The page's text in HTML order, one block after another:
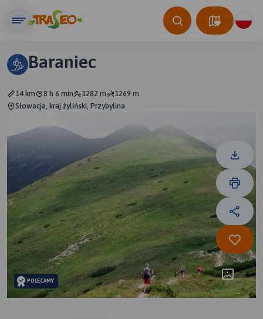
Baraniec
14 km 8 h 6 min 1282 m
1269 m
Słowacja, kraj żyliński, Przybylina
POLECAMY